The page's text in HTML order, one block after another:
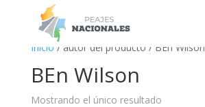
Inicio / autor del producto / BEn Wilson
BEn Wilson
Mostrando el único resultado